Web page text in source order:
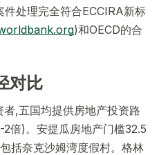
处理完全符合ECCIRA新标
)和OECD的合
对比
,五国均提供房地产投资路
倍)。安提瓜房地产门槛32.5
括奈克沙姆湾度假村。格林